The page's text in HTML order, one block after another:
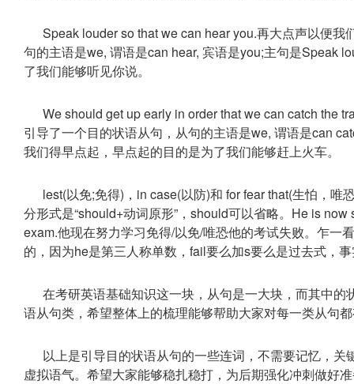
Speak louder so that we can hear you.再大点声以便
句的主语是we, 谓语是can hear, 宾语是you;主句是Speak
了我们能够听见你说。
We should get up early in order that we can catch the
引导了一个目的状语从句，从句的主语是we, 谓语是can
我们得早点起，早点起的目的是为了我们能够赶上火车。
lest(以免;免得)，in case(以防)和 for fear that(生怕，
分形式是“should+动词原形”，should可以省略。He is
exam.他现在努力学习免得/以免/唯恐他的考试失败。乍一
的，因为he是第三人称单数，fail要么加s要么是过去式，
在考研英语基础知识这一块，从句是一大块，而其中
语从句类，希望整体上的梳理能够帮助大家对每一类从句
以上是引导目的状语从句的一些连词，不需要记忆，
虚拟语气。希望大家能够稳扎稳打，为后期强化冲刺做好